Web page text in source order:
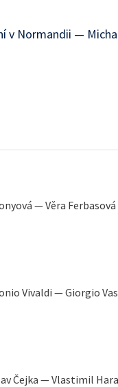
v Normandii —
— Věra
Vivaldi — Giorgio
Čejka — Vlastimil